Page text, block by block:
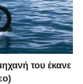
του έκανε